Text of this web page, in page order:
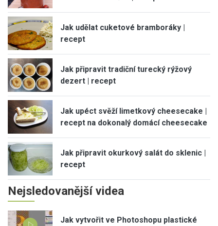
Jak udělat cuketové bramboráky |
recept
Jak připravit tradiční turecký rýžový
dezert | recept
Jak upéct svěží limetkový cheesecake |
recept na dokonalý domácí cheesecake
Jak připravit okurkový salát do sklenic |
recept
Nejsledovanější videa
Jak vytvořit ve Photoshopu plastické